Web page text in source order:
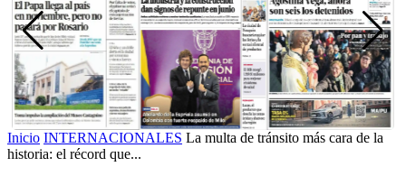
Inicio INTERNACIONALES La multa de tránsito más cara de la
historia: el récord que...